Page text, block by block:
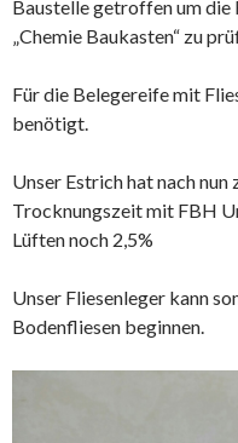
Baustelle getroffen um
„Chemie Baukasten“ zu
Für die Belegereife mit
benötigt.
Unser Estrich hat nach
Trocknungszeit mit FBH
Lüften noch 2,5%
Unser Fliesenleger kann
Bodenfliesen beginnen.